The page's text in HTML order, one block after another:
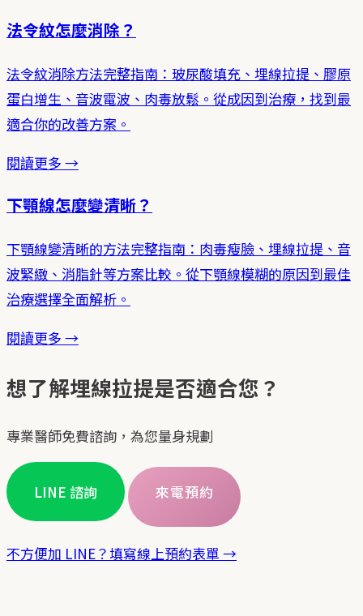
法令紋怎麼消除？
法令紋消除方法完整指南：玻尿酸填充、埋線拉提、膠原
蛋白增生、音波電波、肉毒放鬆。從成因到治療，找到最
適合你的改善方案。
閱讀更多 →
下顎線怎麼變清晰？
下顎線變清晰的方法完整指南：肉毒瘦臉、埋線拉提、音
波緊緻、消脂針等方案比較。從下顎線模糊的原因到最佳
治療選擇全面解析。
閱讀更多 →
想了解埋線拉提是否適合您？
專業醫師免費諮詢，為您量身規劃
LINE 諮詢 來電預約
不方便加 LINE？填寫線上預約表單 →